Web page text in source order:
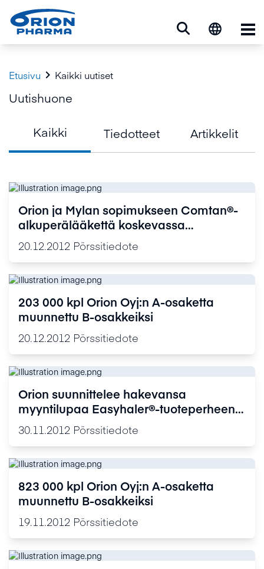
Etusivu  Kaikki uutiset
Uutishuone
Kaikki Tiedotteet Artikkelit
Orion ja Mylan sopimukseen Comtan®-
alkuperälääkettä koskevassa
patenttikiistassa
20.12.2012 Pörssitiedote
203 000 kpl Orion Oyj:n A-osaketta
muunnettu B-osakkeiksi
20.12.2012 Pörssitiedote
Orion suunnittelee hakevansa
myyntilupaa Easyhaler®-tuoteperheen
budesonidi-formoteroli-
yhdistelmävalmisteelle
30.11.2012 Pörssitiedote
823 000 kpl Orion Oyj:n A-osaketta
muunnettu B-osakkeiksi
19.11.2012 Pörssitiedote